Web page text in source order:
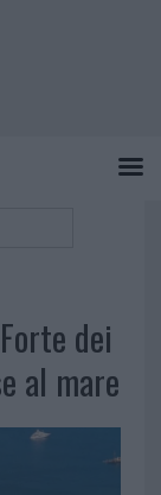
dei
al mare